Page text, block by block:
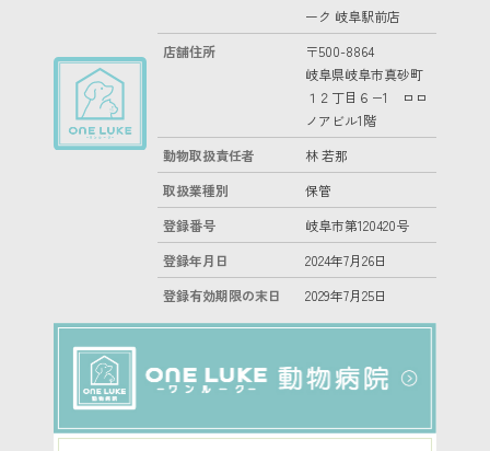
ーク 岐阜駅前店
店舗住所
〒500-8864
岐阜県岐阜市真砂町
１２丁目６−1 ロロ
ノアビル1階
動物取扱責任者
林 若那
取扱業種別
保管
登録番号
岐阜市第120420号
登録年月日
2024年7月26日
登録有効期限の末日
2029年7月25日